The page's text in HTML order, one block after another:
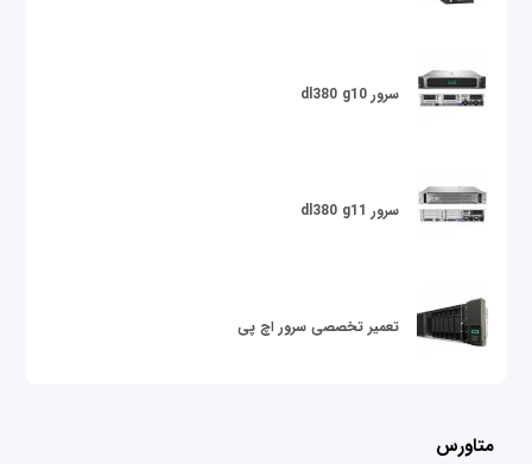
سرور dl380 g10
سرور dl380 g11
تعمیر تخصصی سرور اچ پی
متاورس